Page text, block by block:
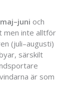
maj–juni och
men inte alltför
(juli–augusti)
särskilt
är som